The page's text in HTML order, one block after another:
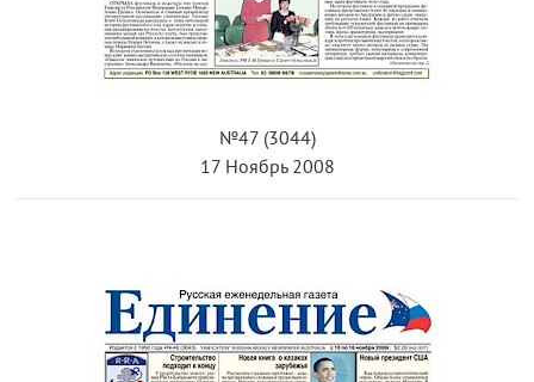
№47 (3044)
17 Ноябрь 2008